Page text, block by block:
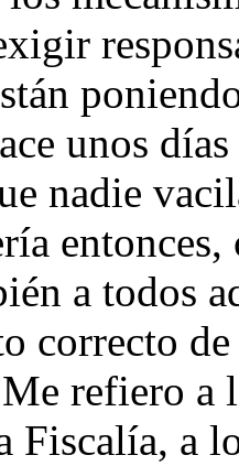
unos
nadie
a todos
correcto
refiero a
Fiscalía, a